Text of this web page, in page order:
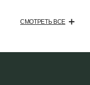
СМОТРЕТЬ ВСЕ